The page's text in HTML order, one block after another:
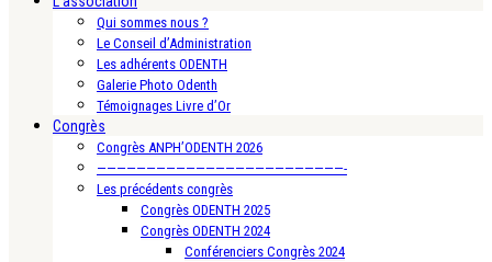
Qui sommes nous ?
Le Conseil d’Administration
Les adhérents ODENTH
Galerie Photo Odenth
Témoignages Livre d’Or
Congrès
Congrès ANPH’ODENTH 2026
—————————————————————————-
Les précédents congrès
Congrès ODENTH 2025
Congrès ODENTH 2024
Conférenciers Congrès 2024